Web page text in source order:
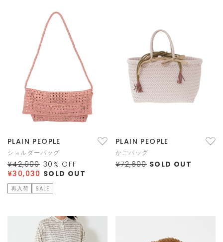
PLAIN PEOPLE
ショルダーバッグ
¥42,900 30 % OFF
¥30,030 SOLD OUT
再入荷 SALE
PLAIN PEOPLE
かごバッグ
¥72,600 SOLD OUT